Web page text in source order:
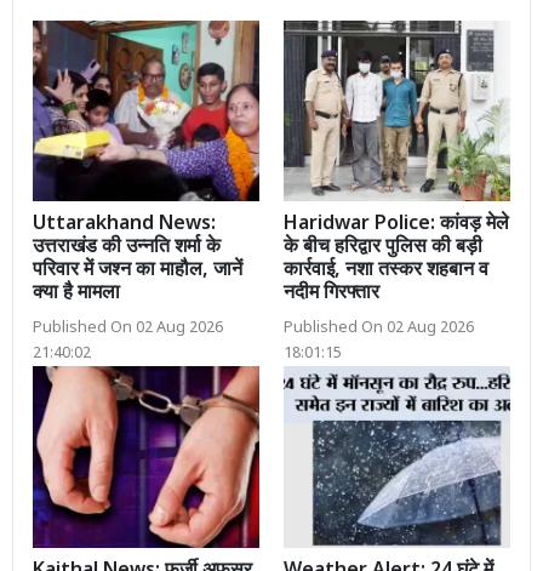
Uttarakhand News:
उत्तराखंड की उन्नति शर्मा के
परिवार में जश्न का माहौल, जानें
क्या है मामला
Published On 02 Aug 2026
21:40:02
Haridwar Police: कांवड़ मेले
के बीच हरिद्वार पुलिस की बड़ी
कार्रवाई, नशा तस्कर शहबान व
नदीम गिरफ्तार
Published On 02 Aug 2026
18:01:15